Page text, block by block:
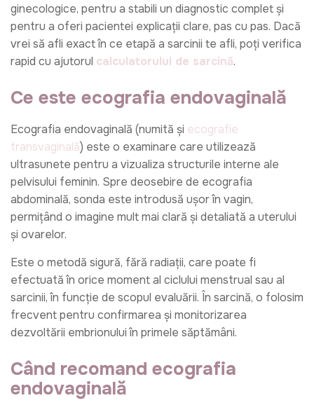
ginecologice, pentru a stabili un diagnostic complet și
pentru a oferi pacientei explicații clare, pas cu pas. Dacă
vrei să afli exact în ce etapă a sarcinii te afli, poți verifica
rapid cu ajutorul calculatorului de sarcină.
Ce este ecografia endovaginală
Ecografia endovaginală (numită și ecografie
transvaginală) este o examinare care utilizează
ultrasunete pentru a vizualiza structurile interne ale
pelvisului feminin. Spre deosebire de ecografia
abdominală, sonda este introdusă ușor în vagin,
permițând o imagine mult mai clară și detaliată a uterului
și ovarelor.
Este o metodă sigură, fără radiații, care poate fi
efectuată în orice moment al ciclului menstrual sau al
sarcinii, în funcție de scopul evaluării. În sarcină, o folosim
frecvent pentru confirmarea și monitorizarea
dezvoltării embrionului în primele săptămâni.
Când recomand ecografia
endovaginală